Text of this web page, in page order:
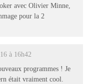
avec Olivier Minne,
pour la 2
à 16h42
programmes ! Je
était vraiment cool.